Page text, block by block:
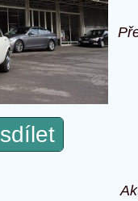
sdílet